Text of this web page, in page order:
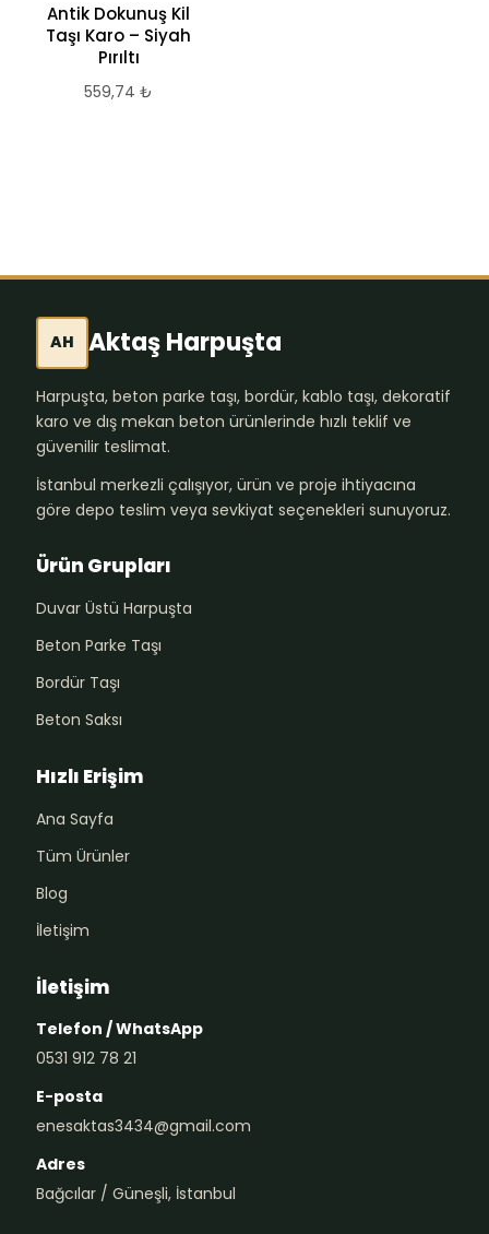
Antik Dokunuş Kil
Taşı Karo – Siyah
Pırıltı
559,74 ₺
AH Aktaş Harpuşta
Harpuşta, beton parke taşı, bordür, kablo taşı, dekoratif
karo ve dış mekan beton ürünlerinde hızlı teklif ve
güvenilir teslimat.
İstanbul merkezli çalışıyor, ürün ve proje ihtiyacına
göre depo teslim veya sevkiyat seçenekleri sunuyoruz.
Ürün Grupları
Duvar Üstü Harpuşta
Beton Parke Taşı
Bordür Taşı
Beton Saksı
Hızlı Erişim
Ana Sayfa
Tüm Ürünler
Blog
İletişim
İletişim
Telefon / WhatsApp
0531 912 78 21
E-posta
enesaktas3434@gmail.com
Adres
Bağcılar / Güneşli, İstanbul